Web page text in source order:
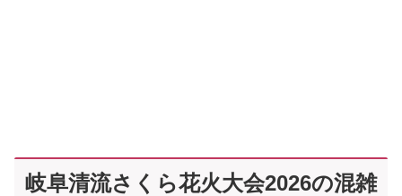
岐阜清流さくら花火大会2026の混雑